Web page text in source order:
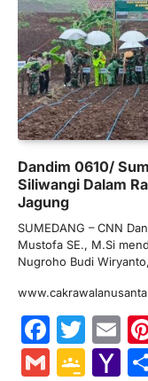
Dandim 0610/
Siliwangi Dalam
Jagung
SUMEDANG – CNN
Mustofa SE., M.Si
Nugroho Budi
Gmail